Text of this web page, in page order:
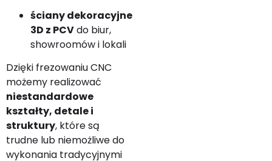
ściany dekoracyjne
3D z PCVdo biur,
showroomów i lokali
Dzięki frezowaniu CNC
możemy realizować
niestandardowe
kształty, detale i
struktury, które są
trudne lub niemożliwe do
wykonania tradycyjnymi